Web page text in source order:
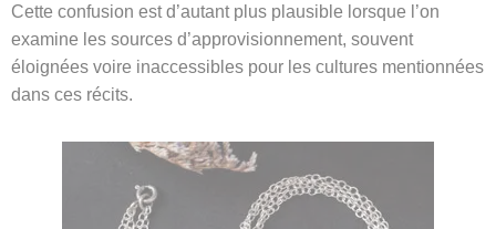
Cette confusion est d’autant plus plausible lorsque l’on
examine les sources d’approvisionnement, souvent
éloignées voire inaccessibles pour les cultures mentionnées
dans ces récits.